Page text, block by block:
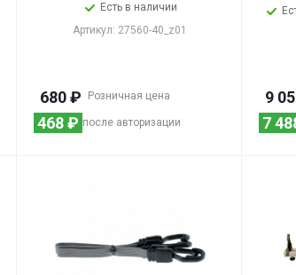
Есть в наличии
Артикул: 27560-40_z01
Розничная цена
680₽
после авторизации
468₽
9
7